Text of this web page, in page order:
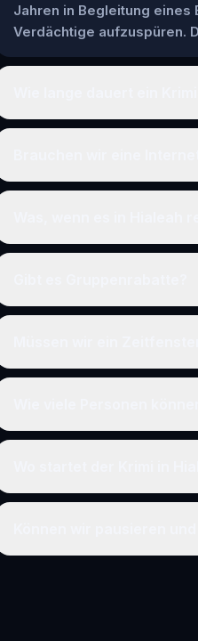
Jahren in Begleitung
Verdächtige aufzuspüren.